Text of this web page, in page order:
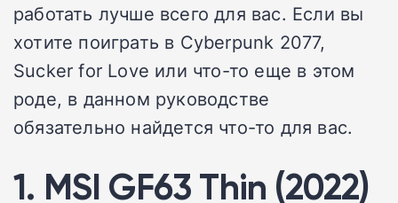
работать лучше всего для вас. Если вы
хотите поиграть в Cyberpunk 2077,
Sucker for Love или что-то еще в этом
роде, в данном руководстве
обязательно найдется что-то для вас.
1. MSI GF63 Thin (2022)